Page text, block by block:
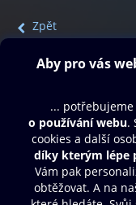
Zpět
Obsah ke stažení
Moje O2 Knihovna
Další zábava